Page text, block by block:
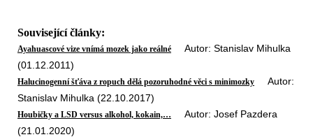
Související články:
Ayahuascové vize vnímá mozek jako reálné Autor: Stanislav Mihulka
(01.12.2011)
Halucinogenní šťáva z ropuch dělá pozoruhodné věci s minimozky Autor:
Stanislav Mihulka (22.10.2017)
Houbičky a LSD versus alkohol, kokain,…
Autor: Josef Pazdera
(21.01.2020)